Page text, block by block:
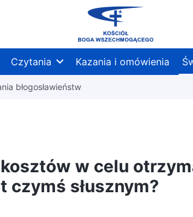
Czytania Kazania i omówienia
błogosławieństw
w celu
czymś słusznym?